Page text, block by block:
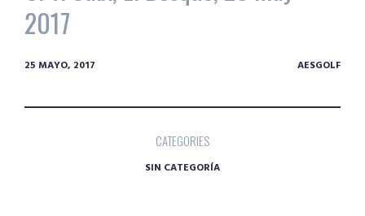
2017
25 MAYO, 2017 AESGOLF
CATEGORIES
SIN CATEGORÍA